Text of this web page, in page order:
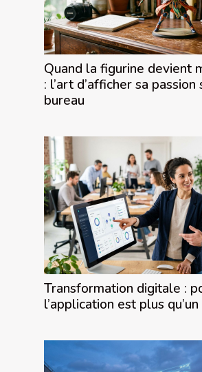
Quand la figurine devient
: l’art d’afficher sa passion
bureau
Transformation digitale :
l’application est plus